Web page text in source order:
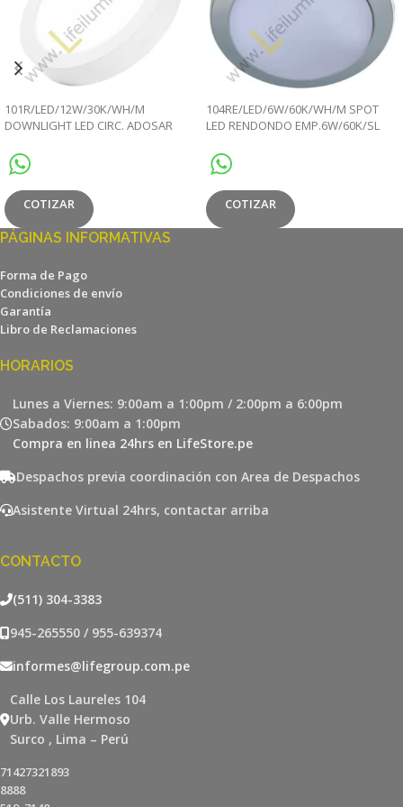
101R/LED/12W/30K/WH/M
DOWNLIGHT LED CIRC. ADOSAR
COTIZAR
104RE/LED/6W/60K/WH/M SPOT
LED RENDONDO EMP.6W/60K/SL
COTIZAR
PÁGINAS INFORMATIVAS
Forma de Pago
Condiciones de envío
Garantía
Libro de Reclamaciones
HORARIOS
Lunes a Viernes: 9:00am a 1:00pm / 2:00pm a 6:00pm
Sabados: 9:00am a 1:00pm
Compra en linea 24hrs en LifeStore.pe
Despachos previa coordinación con Area de Despachos
Asistente Virtual 24hrs, contactar arriba
CONTACTO
(511) 304-3383
945-265550 / 955-639374
informes@lifegroup.com.pe
Calle Los Laureles 104
Urb. Valle Hermoso
Surco , Lima – Perú
71427321893
8888